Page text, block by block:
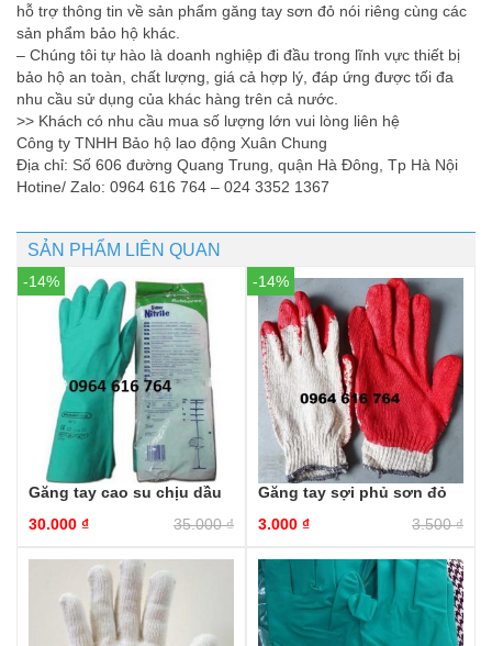
hỗ trợ thông tin về sản phẩm găng tay sơn đỏ nói riêng cùng các
sản phẩm bảo hộ khác.
– Chúng tôi tự hào là doanh nghiệp đi đầu trong lĩnh vực thiết bị
bảo hộ an toàn, chất lượng, giá cả hợp lý, đáp ứng được tối đa
nhu cầu sử dụng của khác hàng trên cả nước.
>> Khách có nhu cầu mua số lượng lớn vui lòng liên hệ
Công ty TNHH Bảo hộ lao động Xuân Chung
Địa chỉ: Số 606 đường Quang Trung, quận Hà Đông, Tp Hà Nội
Hotine/ Zalo: 0964 616 764 – 024 3352 1367
SẢN PHẨM LIÊN QUAN
-14%
Găng tay cao su chịu dầu
35.000₫
30.000 ₫
-14%
Găng tay sợi phủ sơn đỏ
3.500₫
3.000 ₫